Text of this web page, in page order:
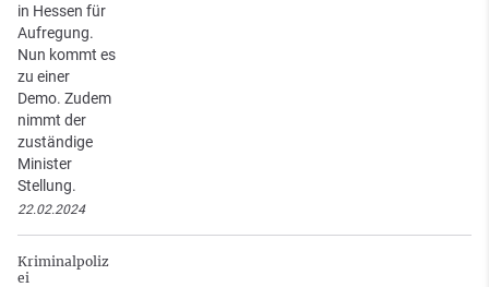
in Hessen für
Aufregung.
Nun kommt es
zu einer
Demo. Zudem
nimmt der
zuständige
Minister
Stellung.
22.02.2024
Kriminalpoliz
ei